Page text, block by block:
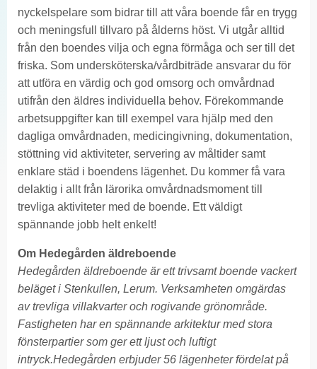
nyckelspelare som bidrar till att våra boende får en trygg
och meningsfull tillvaro på ålderns höst. Vi utgår alltid
från den boendes vilja och egna förmåga och ser till det
friska. Som undersköterska/vårdbiträde ansvarar du för
att utföra en värdig och god omsorg och omvårdnad
utifrån den äldres individuella behov. Förekommande
arbetsuppgifter kan till exempel vara hjälp med den
dagliga omvårdnaden, medicingivning, dokumentation,
stöttning vid aktiviteter, servering av måltider samt
enklare städ i boendens lägenhet. Du kommer få vara
delaktig i allt från lärorika omvårdnadsmoment till
trevliga aktiviteter med de boende. Ett väldigt
spännande jobb helt enkelt!
Om Hedegården äldreboende
Hedegården äldreboende är ett trivsamt boende vackert
beläget i Stenkullen, Lerum. Verksamheten omgärdas
av trevliga villakvarter och rogivande grönområde.
Fastigheten har en spännande arkitektur med stora
fönsterpartier som ger ett ljust och luftigt
intryck.Hedegården erbjuder 56 lägenheter fördelat på